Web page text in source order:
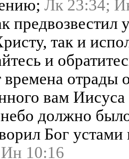
Лк 23:34;
предвозвестил
так и
и
времена отрады
вам
должно
Бог
Ин 10:16